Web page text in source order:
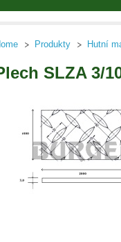
Produkty Hutní
SLZA 3/